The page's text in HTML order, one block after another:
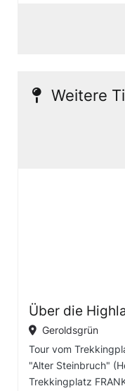
Weitere
Über die
Geroldsgrün
Tour vom
"Alter Steinbruch"
Trekkingplatz